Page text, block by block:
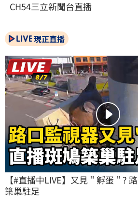
CH54三立新聞台直播
現正直播
【#直播中LIVE】又見＂孵蛋＂?
築巢駐足